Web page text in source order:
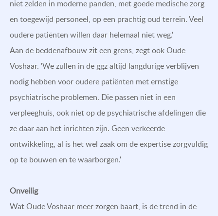
niet zelden in moderne panden, met goede medische zorg
en toegewijd personeel, op een prachtig oud terrein. Veel
oudere patiënten willen daar helemaal niet weg.'
Aan de beddenafbouw zit een grens, zegt ook Oude
Voshaar. 'We zullen in de ggz altijd langdurige verblijven
nodig hebben voor oudere patiënten met ernstige
psychiatrische problemen. Die passen niet in een
verpleeghuis, ook niet op de psychiatrische afdelingen die
ze daar aan het inrichten zijn. Geen verkeerde
ontwikkeling, al is het wel zaak om de expertise zorgvuldig
op te bouwen en te waarborgen.'
Onveilig
Wat Oude Voshaar meer zorgen baart, is de trend in de